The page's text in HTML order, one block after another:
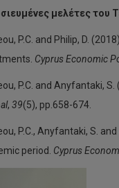
μελέτες του
P.C. and Philip, D.
Cyprus Economic
P.C. and Anyfantaki,
,39(5), pp.658-674.
P.C., Anyfantaki, S.
period. Cyprus